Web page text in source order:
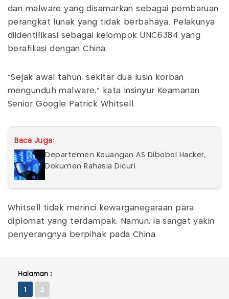
dan malware yang disamarkan sebagai pembaruan
perangkat lunak yang tidak berbahaya. Pelakunya
diidentifikasi sebagai kelompok UNC6384 yang
berafiliasi dengan China.
"Sejak awal tahun, sekitar dua lusin korban
mengunduh malware," kata Insinyur Keamanan
Senior Google Patrick Whitsell.
Baca Juga:
Departemen Keuangan AS Dibobol Hacker,
Dokumen Rahasia Dicuri
Whitsell tidak merinci kewarganegaraan para
diplomat yang terdampak. Namun, ia sangat yakin
penyerangnya berpihak pada China.
Halaman :
1 2